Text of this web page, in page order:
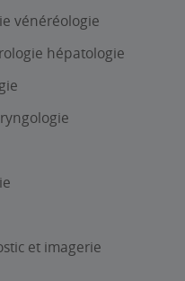
vénéréologie
hépatologie
et imagerie